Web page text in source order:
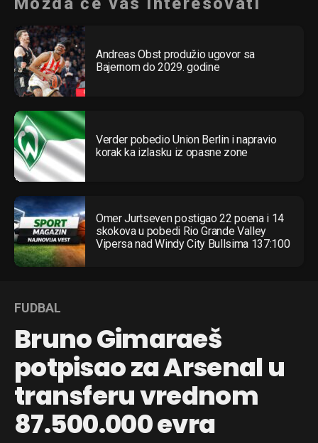
Andreas Obst produžio ugovor sa
Bajernom do 2029. godine
Verder pobedio Union Berlin i napravio
korak ka izlasku iz opasne zone
Omer Jurtseven postigao 22 poena i 14
skokova u pobedi Rio Grande Valley
Vipersa nad Windy City Bullsima 137:100
FUDBAL
Bruno Gimaraeš
potpisao za Arsenal u
transferu vrednom
87.500.000 evra